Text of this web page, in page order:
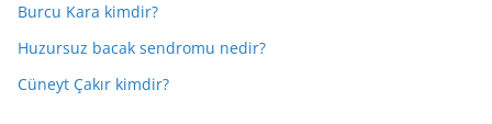
Burcu Kara kimdir?
Huzursuz bacak sendromu nedir?
Cüneyt Çakır kimdir?